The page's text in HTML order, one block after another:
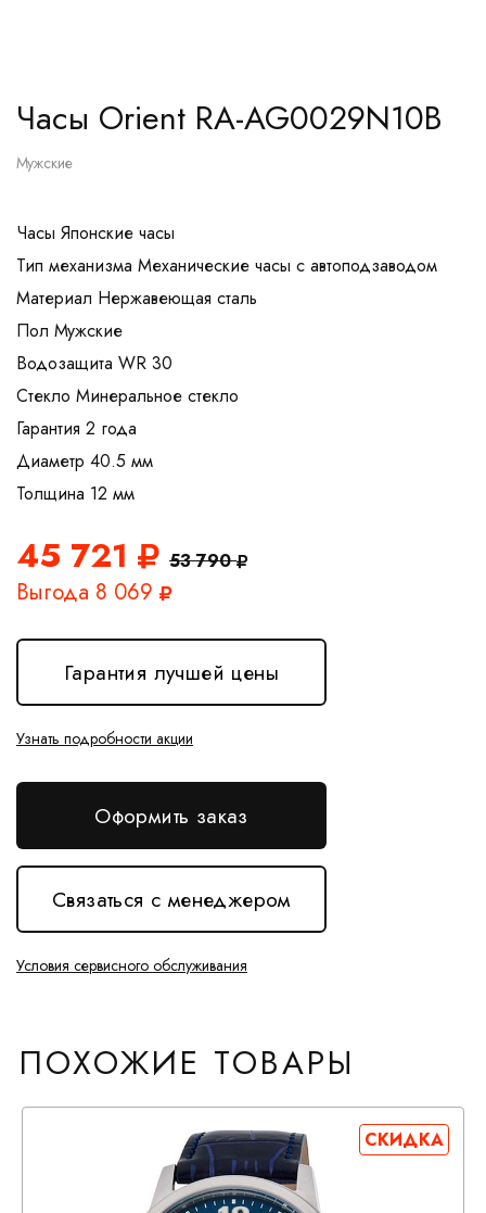
Часы Orient RA-AG0029N10B
Мужские
Часы Японские часы
Тип механизма Механические часы с автоподзаводом
Материал Нержавеющая сталь
Пол Мужские
Водозащита WR 30
Стекло Минеральное стекло
Гарантия 2 года
Диаметр 40.5 мм
45 721 53 790
Выгода 8 069
Гарантия лучшей цены
Узнать подробности акции
Оформить заказ
Связаться с менеджером
Условия сервисного обслуживания
ПОХОЖИЕ ТОВАРЫ
СКИДКА